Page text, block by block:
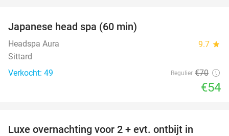
Japanese head spa (60 min)
Headspa Aura 9.7 star
Sittard
Verkocht: 49
Regulier €70
€54
Luxe overnachting voor 2 + evt. ontbijt in